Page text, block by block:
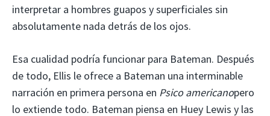
interpretar a hombres guapos y superficiales sin
absolutamente nada detrás de los ojos.
Esa cualidad podría funcionar para Bateman. Después
de todo, Ellis le ofrece a Bateman una interminable
narración en primera persona en Psico americanopero
lo extiende todo. Bateman piensa en Huey Lewis y las